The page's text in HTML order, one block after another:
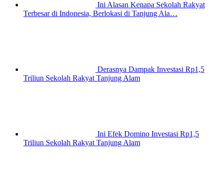
Ini Alasan Kenapa Sekolah Rakyat
Terbesar di Indonesia, Berlokasi di Tanjung Ala…
Derasnya Dampak Investasi Rp1,5
Triliun Sekolah Rakyat Tanjung Alam
Ini Efek Domino Investasi Rp1,5
Triliun Sekolah Rakyat Tanjung Alam